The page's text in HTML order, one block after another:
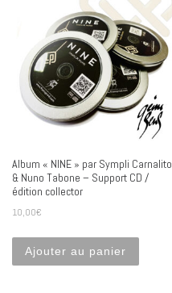
Album « NINE » par Sympli Carnalito
& Nuno Tabone – Support CD /
édition collector
10,00€
Ajouter au panier